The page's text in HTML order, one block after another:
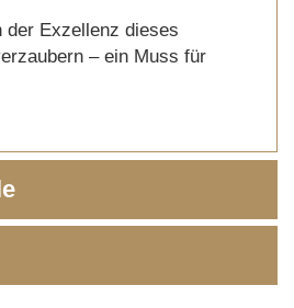
der Exzellenz dieses
– ein Muss für